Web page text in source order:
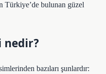
Türkiye’de bulunan güzel
nedir?
bazıları şunlardır: